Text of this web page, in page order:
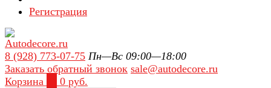
Регистрация
8 (928) 773-07-75 Пн—Вс 09:00—18:00
Заказать обратный звонок sale@autodecore.ru
Корзина
0 руб.